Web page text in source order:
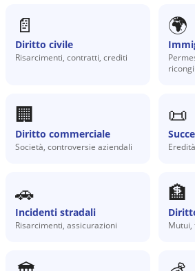
📄
Diritto civile
Risarcimenti, contratti, crediti
🌍
🏢
Diritto commerciale
Società, controversie aziendali
📜
🚗
Incidenti stradali
Risarcimenti, assicurazioni
🏦
Mutui,